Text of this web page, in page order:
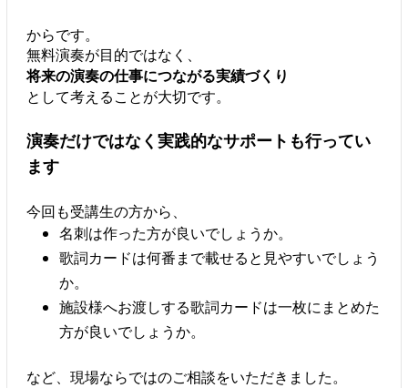
からです。
無料演奏が目的ではなく、
将来の演奏の仕事につながる実績づくり
として考えることが大切です。
演奏だけではなく実践的なサポートも行ってい
ます
今回も受講生の方から、
名刺は作った方が良いでしょうか。
歌詞カードは何番まで載せると見やすいでしょう
か。
施設様へお渡しする歌詞カードは一枚にまとめた
方が良いでしょうか。
など、現場ならではのご相談をいただきました。